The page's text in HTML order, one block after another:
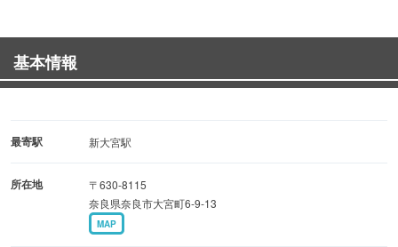
◆32種類のスパイスをブレンドした自慢の赤から鍋！
選べる辛さは１１段階！ホルモン、つくね、豚バラなど
たっぷりの具材が入っており辛さの中にある旨さをぜひ味
鶏セセリの鉄板焼きや名古屋名物『手羽先唐揚げ』『味噌
串カツ』などお酒がすすむ♪
基本情報
最寄駅 新大宮駅
所在地
〒630-8115
奈良県奈良市大宮町6-9-13
MAP